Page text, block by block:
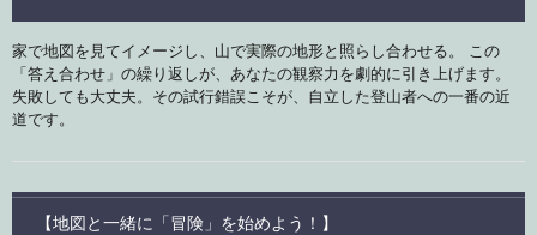
家で地図を見てイメージし、山で実際の地形と照らし合わせる。 この
「答え合わせ」の繰り返しが、あなたの観察力を劇的に引き上げます。
失敗しても大丈夫。その試行錯誤こそが、自立した登山者への一番の近
道です。
【地図と一緒に「冒険」を始めよう！】